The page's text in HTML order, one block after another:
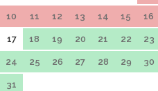
10 11 12 13 14 15 16
17 18 19 20 21 22 23
24 25 26 27 28 29 30
31